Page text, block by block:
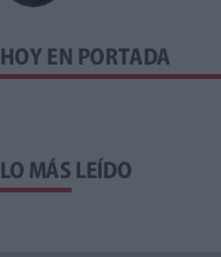
HOY EN PORTADA
LO MÁS LEÍDO